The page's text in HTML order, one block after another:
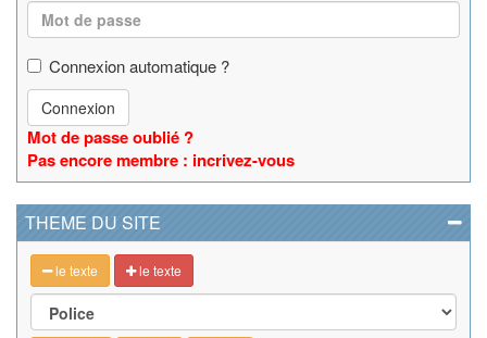
Connexion automatique ?
Connexion
Mot de passe oublié ?
Pas encore membre : incrivez-vous
THEME DU SITE
le texte le texte